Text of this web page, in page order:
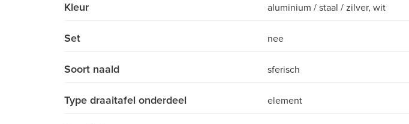
Kleur aluminium / staal / zilver, wit
Set nee
Soort naald sferisch
Type draaitafel onderdeel element